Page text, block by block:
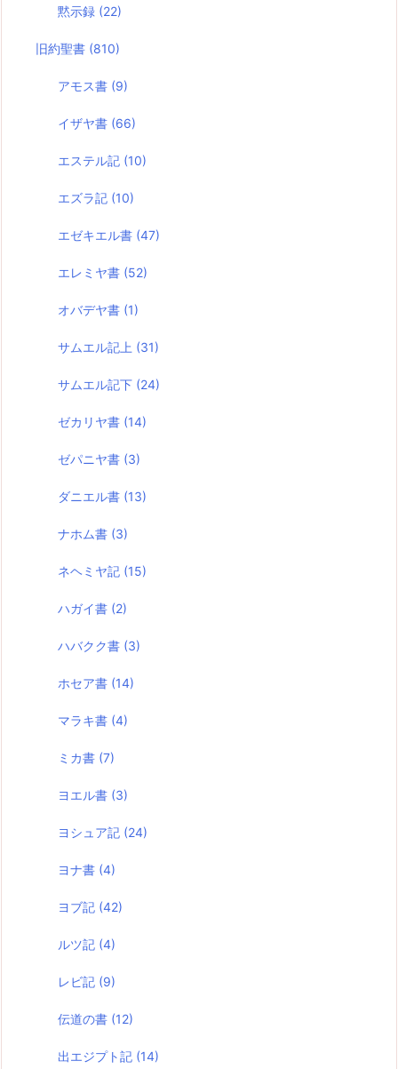
黙示録 (22)
旧約聖書 (810)
アモス書 (9)
イザヤ書 (66)
エステル記 (10)
エズラ記 (10)
エゼキエル書 (47)
エレミヤ書 (52)
オバデヤ書 (1)
サムエル記上 (31)
サムエル記下 (24)
ゼカリヤ書 (14)
ゼパニヤ書 (3)
ダニエル書 (13)
ナホム書 (3)
ネヘミヤ記 (15)
ハガイ書 (2)
ハバクク書 (3)
ホセア書 (14)
マラキ書 (4)
ミカ書 (7)
ヨエル書 (3)
ヨシュア記 (24)
ヨナ書 (4)
ヨブ記 (42)
ルツ記 (4)
レビ記 (9)
伝道の書 (12)
出エジプト記 (14)